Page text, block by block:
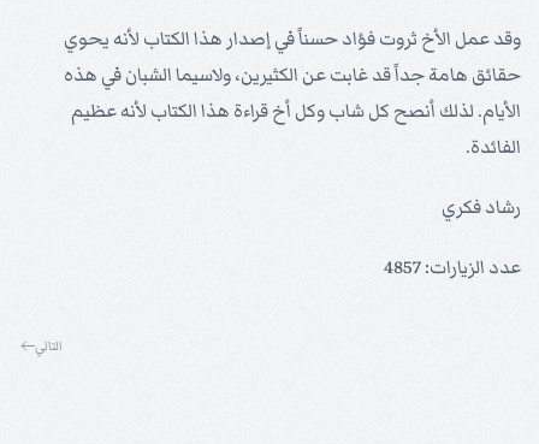
وقد عمل الأخ ثروت فؤاد حسناً في إصدار هذا الكتاب لأنه يحوي
حقائق هامة جداً قد غابت عن الكثيرين، ولاسيما الشبان في هذه
الأيام. لذلك أنصح كل شاب وكل أخ قراءة هذا الكتاب لأنه عظيم
الفائدة.
رشاد فكري
عدد الزيارات: 4857
التالي